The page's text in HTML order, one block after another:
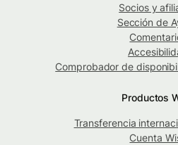
Socios y
Sección de
Comprobador de
Productos
Transferencia
Cuenta